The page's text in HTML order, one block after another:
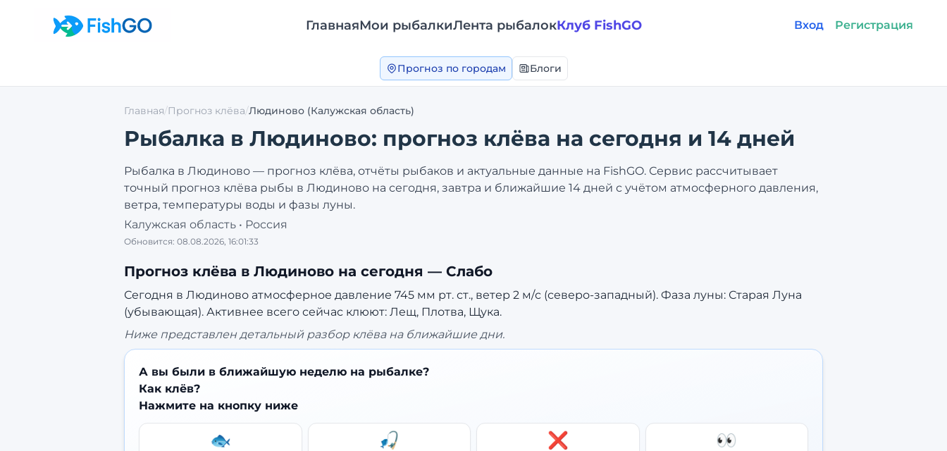
ГлавнаяМои рыбалкиЛента рыбалокКлуб FishGO Вход Регистрация
Прогноз по городам Блоги
Главная/Прогноз клёва/Людиново (Калужская область)
Рыбалка в Людиново: прогноз клёва на сегодня и 14 дней
Рыбалка в Людиново — прогноз клёва, отчёты рыбаков и актуальные данные на FishGO. Сервис рассчитывает
точный прогноз клёва рыбы в Людиново на сегодня, завтра и ближайшие 14 дней с учётом атмосферного давления,
ветра, температуры воды и фазы луны.
Калужская область • Россия
Обновится: 08.08.2026, 16:01:33
Прогноз клёва в Людиново на сегодня — Слабо
Сегодня в Людиново атмосферное давление 745 мм рт. ст., ветер 2 м/с (северо-западный). Фаза луны: Старая Луна
(убывающая). Активнее всего сейчас клюют: Лещ, Плотва, Щука.
Ниже представлен детальный разбор клёва на ближайшие дни.
А вы были в ближайшую неделю на рыбалке?
Как клёв?
Нажмите на кнопку ниже
🐟 🎣 ❌ 👀